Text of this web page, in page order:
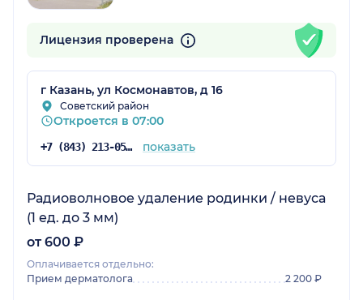
Лицензия проверена
г Казань, ул Космонавтов, д 16
Советский район
Откроется в 07:00
+7 (843) 213-05-65 показать
Радиоволновое удаление родинки / невуса
(1 ед. до 3 мм)
от 600 ₽
Оплачивается отдельно:
Прием дерматолога
2 200 ₽